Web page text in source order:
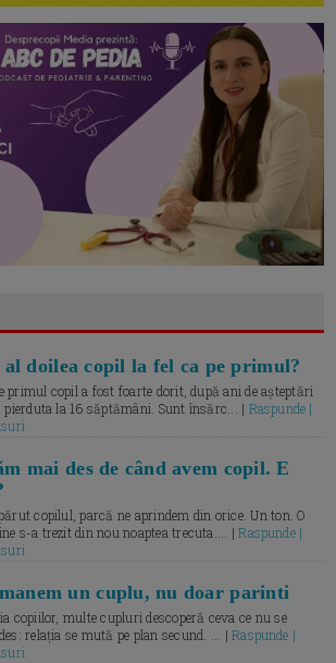
doilea copil la fel ca pe primul?
primul copil a fost foarte dorit, după ani de așteptări
la 16 săptămâni. Sunt însărc... | Raspunde |
mai des de când avem copil. E
copilul, parcă ne aprindem din orice. Un ton. O
s-a trezit din nou noaptea trecuta.... |Raspunde |
un cuplu, nu doar parinti
copiilor, multe cupluri descoperă ceva ce nu se
relația se mută pe plan secund. ... |Raspunde |